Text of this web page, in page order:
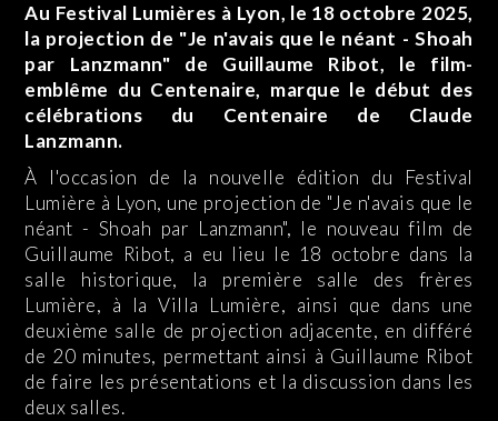
Au Festival Lumières à Lyon, le 18 octobre 2025,
la projection de "Je n'avais que le néant - Shoah
par Lanzmann" de Guillaume Ribot, le film-
emblême du Centenaire, marque le début des
célébrations du Centenaire de Claude
Lanzmann.
À l'occasion de la nouvelle édition du Festival
Lumière à Lyon, une projection de "Je n'avais que le
néant - Shoah par Lanzmann", le nouveau film de
Guillaume Ribot, a eu lieu le 18 octobre dans la
salle historique, la première salle des frères
Lumière, à la Villa Lumière, ainsi que dans une
deuxième salle de projection adjacente, en différé
de 20 minutes, permettant ainsi à Guillaume Ribot
de faire les présentations et la discussion dans les
deux salles.